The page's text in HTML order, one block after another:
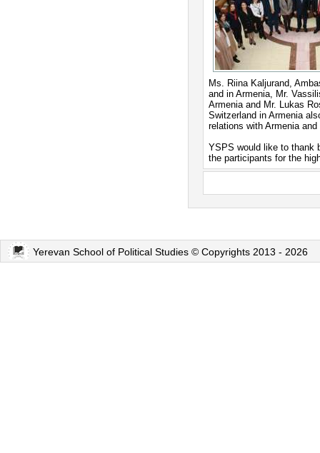
Ms. Riina Kaljurand,
and in Armenia, Mr.
Armenia and Mr. Lukas
Switzerland in Armenia
relations with Armenia
YSPS would like to thank
the participants for the
Yerevan School of Political Studies © Copyrights 2013 - 2026